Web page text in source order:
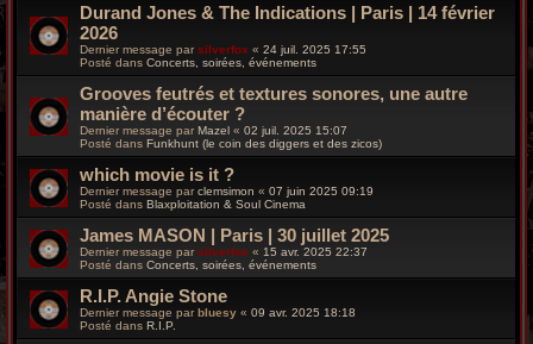
Durand Jones & The Indications | Paris | 14 février
2026
Dernier message par silverfox « 24 juil. 2025 17:55
Posté dans Concerts, soirées, événements
Grooves feutrés et textures sonores, une autre
manière d’écouter ?
Dernier message par Mazel « 02 juil. 2025 15:07
Posté dans Funkhunt (le coin des diggers et des zicos)
which movie is it ?
Dernier message parclemsimon « 07 juin 2025 09:19
Posté dans Blaxploitation & Soul Cinema
James MASON | Paris | 30 juillet 2025
Dernier message par silverfox « 15 avr. 2025 22:37
Posté dans Concerts, soirées, événements
R.I.P. Angie Stone
Dernier message parbluesy « 09 avr. 2025 18:18
Posté dans R.I.P.